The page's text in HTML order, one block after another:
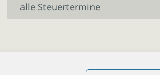
alle Steuertermine